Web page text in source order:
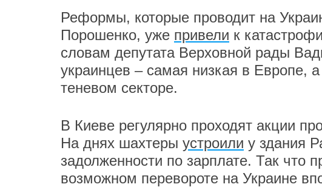
Реформы, которые проводит на
Порошенко, уже привели к
словам депутата Верховной рады
украинцев – самая низкая в Европе,
теневом секторе.
В Киеве регулярно проходят акции
На днях шахтеры устроили у здания
задолженности по зарплате. Так что
возможном перевороте на Украине